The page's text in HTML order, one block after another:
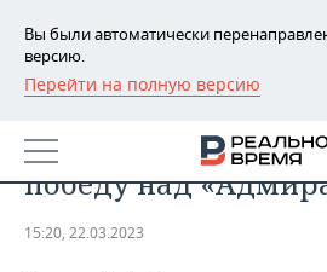
Вы были автоматически
версию.
Перейти на полную версию
РЕГИОНЫ
БАШКОРТОСТАН
ТАТАРСТАН
НОВОСТИ
АНАЛИТИКА
Казанский «Ак
победу над
15:20, 22.03.2023